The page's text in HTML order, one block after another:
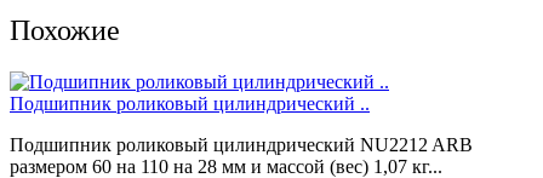
Похожие
Подшипник роликовый цилиндрический ..
Подшипник роликовый цилиндрический NU2212 ARB
размером 60 на 110 на 28 мм и массой (вес) 1,07 кг...